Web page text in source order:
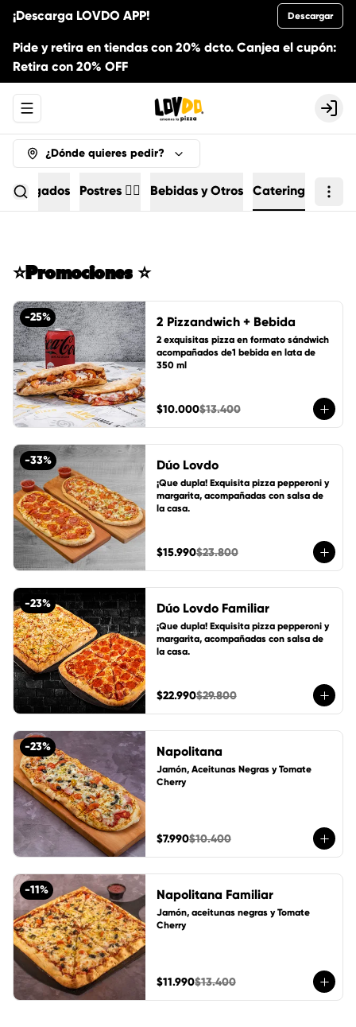
¡Descarga LOVDO APP! Descargar
Pide y retira en tiendas con 20% dcto. Canjea el cupón:
Retira con 20% OFF
Abrir menu de navegación Login
¿Dónde quieres pedir?
Agregados Postres 🏄🏻 Bebidas y Otros Catering
⭐Promociones ⭐
-25% 2 Pizzandwich + Bebida
2 exquisitas pizza en formato sándwich
acompañados de1 bebida en lata de
350 ml
$10.000$13.400
-33% Dúo Lovdo
¡Que dupla! Exquisita pizza pepperoni y
margarita, acompañadas con salsa de
la casa.
$15.990$23.800
-23% Dúo Lovdo Familiar
¡Que dupla! Exquisita pizza pepperoni y
margarita, acompañadas con salsa de
la casa.
$22.990$29.800
-23% Napolitana
Jamón, Aceitunas Negras y Tomate
Cherry
$7.990$10.400
-11% Napolitana Familiar
Jamón, aceitunas negras y Tomate
Cherry
$11.990$13.400